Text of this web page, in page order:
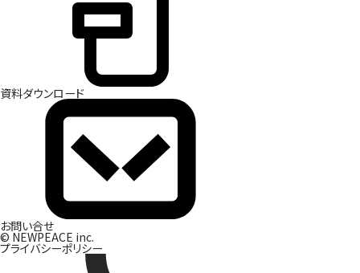
資料ダウンロード
お問い合せ
© NEWPEACE inc.
プライバシーポリシー